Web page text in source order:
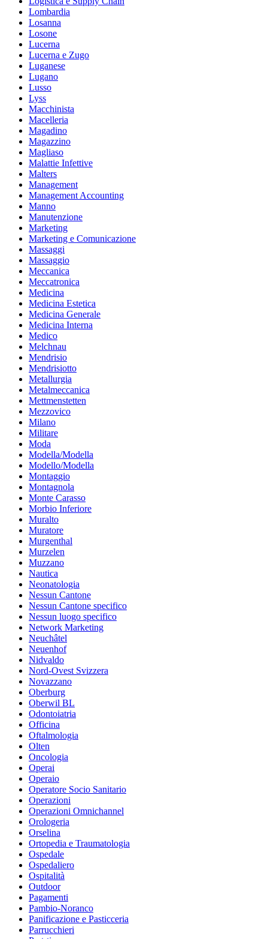
Lombardia
Losanna
Losone
Lucerna
Lucerna e Zugo
Luganese
Lugano
Lusso
Lyss
Macchinista
Macelleria
Magadino
Magazzino
Magliaso
Malattie Infettive
Malters
Management
Management Accounting
Manno
Manutenzione
Marketing
Marketing e Comunicazione
Massaggi
Massaggio
Meccanica
Meccatronica
Medicina
Medicina Estetica
Medicina Generale
Medicina Interna
Medico
Melchnau
Mendrisio
Mendrisiotto
Metallurgia
Metalmeccanica
Mettmenstetten
Mezzovico
Milano
Militare
Moda
Modella/Modella
Modello/Modella
Montaggio
Montagnola
Monte Carasso
Morbio Inferiore
Muralto
Muratore
Murgenthal
Murzelen
Muzzano
Nautica
Neonatologia
Nessun Cantone
Nessun Cantone specifico
Nessun luogo specifico
Network Marketing
Neuchâtel
Neuenhof
Nidvaldo
Nord-Ovest Svizzera
Novazzano
Oberburg
Oberwil BL
Odontoiatria
Officina
Oftalmologia
Olten
Oncologia
Operai
Operaio
Operatore Socio Sanitario
Operazioni
Operazioni Omnichannel
Orologeria
Orselina
Ortopedia e Traumatologia
Ospedale
Ospedaliero
Ospitalità
Outdoor
Pagamenti
Pambio-Noranco
Panificazione e Pasticceria
Parrucchieri